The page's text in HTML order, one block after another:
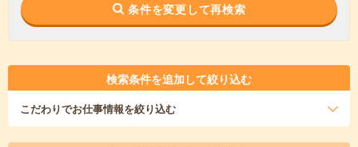
条件を変更して再検索
検索条件を追加して絞り込む
こだわりでお仕事情報を絞り込む